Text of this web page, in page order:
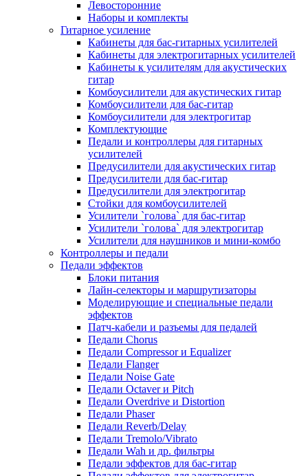
Левосторонние
Наборы и комплекты
Гитарное усиление
Кабинеты для бас-гитарных усилителей
Кабинеты для электрогитарных усилителей
Кабинеты к усилителям для акустических
гитар
Комбоусилители для акустических гитар
Комбоусилители для бас-гитар
Комбоусилители для электрогитар
Комплектующие
Педали и контроллеры для гитарных
усилителей
Предусилители для акустических гитар
Предусилители для бас-гитар
Предусилители для электрогитар
Стойки для комбоусилителей
Усилители `голова` для бас-гитар
Усилители `голова` для электрогитар
Усилители для наушников и мини-комбо
Контроллеры и педали
Педали эффектов
Блоки питания
Лайн-селекторы и маршрутизаторы
Моделирующие и специальные педали
эффектов
Патч-кабели и разъемы для педалей
Педали Chorus
Педали Compressor и Equalizer
Педали Flanger
Педали Noise Gate
Педали Octaver и Pitch
Педали Overdrive и Distortion
Педали Phaser
Педали Reverb/Delay
Педали Tremolo/Vibrato
Педали Wah и др. фильтры
Педали эффектов для бас-гитар